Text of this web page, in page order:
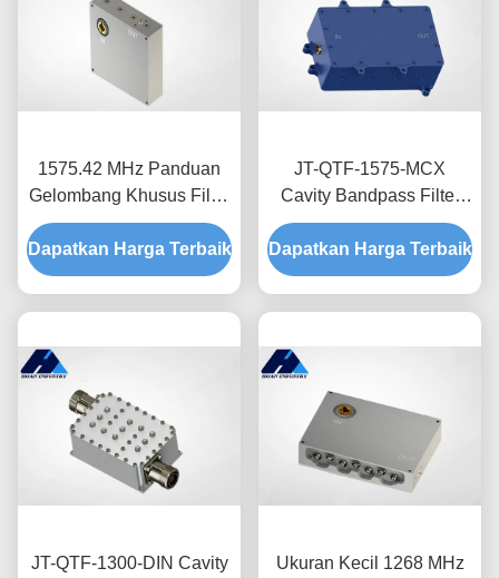
1575.42 MHz Panduan
Gelombang Khusus Filter
Bandpass Kerugian
Masuk Rendah JT-QTF-
1575-MCX-1
Dapatkan Harga Terbaik
JT-QTF-1575-MCX
Cavity Bandpass Filter
Disesuaikan Waveguide
Low Insertion Loss
Dapatkan Harga Terbaik
JT-QTF-1300-DIN Cavity
Ukuran Kecil 1268 MHz